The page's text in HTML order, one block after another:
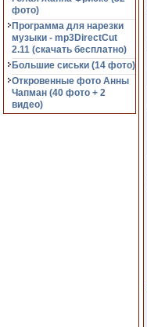
фото)
Программа для нарезки
музыки - mp3DirectCut
2.11 (cкачать бесплатно)
Большие сиськи (14 фото)
Откровенные фото Анны
Чапман (40 фото + 2
видео)